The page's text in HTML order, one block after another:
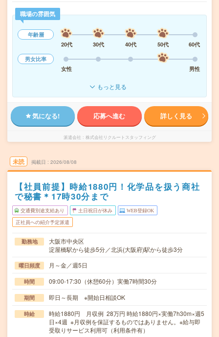
職場の雰囲気
年齢層
20代
30代 40代 50代
60代
男女比率
女性
男性
もっと見る
気になる! 応募へ進む 詳しく見る
派遣会社 株式会社リクルートスタッフィング
未読 掲載日 2026/08/08
【社員前提】時給1880円！化学品を扱う商社
で秘書＊17時30分まで
交通費別途支給あり 土日祝日が休み WEB登録OK
正社員への紹介予定派遣
勤務地
大阪市中央区
淀屋橋駅から徒歩5分／北浜(大阪府)駅から徒歩3分
曜日頻度 月～金／週5日
時間 09:00-17:30（休憩60分）実働7時間30分
期間 即日～長期 ※開始日相談OK
時給
時給1880円 月収例 28万円 時給1880円×実働7h30m×週5
日×4週 ※月収例を保証するものではありません。※給与即
受取りサービス利用可（利用条件有）